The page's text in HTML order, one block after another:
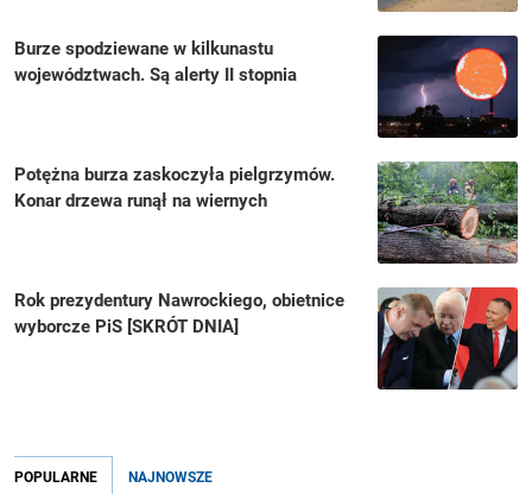
Burze spodziewane w kilkunastu
województwach. Są alerty II stopnia
Potężna burza zaskoczyła pielgrzymów.
Konar drzewa runął na wiernych
Rok prezydentury Nawrockiego, obietnice
wyborcze PiS [SKRÓT DNIA]
POPULARNE NAJNOWSZE